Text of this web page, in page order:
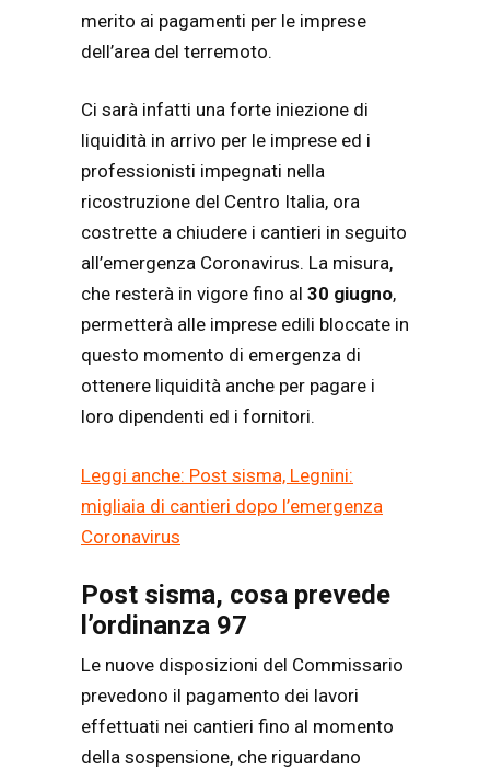
merito ai pagamenti per le imprese
dell’area del terremoto.
Ci sarà infatti una forte iniezione di
liquidità in arrivo per le imprese ed i
professionisti impegnati nella
ricostruzione del Centro Italia, ora
costrette a chiudere i cantieri in seguito
all’emergenza Coronavirus. La misura,
che resterà in vigore fino al 30 giugno,
permetterà alle imprese edili bloccate in
questo momento di emergenza di
ottenere liquidità anche per pagare i
loro dipendenti ed i fornitori.
Leggi anche: Post sisma, Legnini:
migliaia di cantieri dopo l’emergenza
Coronavirus
Post sisma, cosa prevede
l’ordinanza 97
Le nuove disposizioni del Commissario
prevedono il pagamento dei lavori
effettuati nei cantieri fino al momento
della sospensione, che riguardano